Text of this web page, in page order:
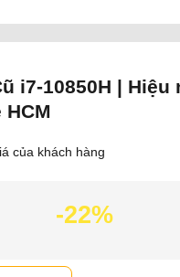
i7-10850H | Hiệu
HCM
của khách hàng
-22%